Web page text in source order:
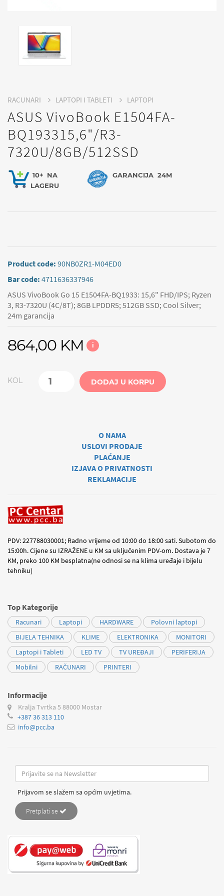
RACUNARI LAPTOPI I TABLETI LAPTOPI
ASUS VivoBook E1504FA-
BQ193315,6"/R3-
7320U/8GB/512SSD
10+ NA
LAGERU
GARANCIJA 24M
Product code: 90NB0ZR1-M04ED0
Bar code: 4711636337946
ASUS VivoBook Go 15 E1504FA-BQ1933: 15,6" FHD/IPS; Ryzen
3, R3-7320U (4C/8T); 8GB LPDDR5; 512GB SSD; Cool Silver;
24m garancija
864,00 KM i
KOL DODAJ U KORPU
O NAMA
USLOVI PRODAJE
PLAĆANJE
IZJAVA O PRIVATNOSTI
REKLAMACIJE
PDV: 227788030001; Radno vrijeme od 10:00 do 18:00 sati. Subotom do
15:00h. Cijene su IZRAŽENE u KM sa uključenim PDV-om. Dostava je 7
KM, preko 100 KM besplatna(ne odnosi se na klima uređaje i bijelu
tehniku)
Top Kategorije
Racunari Laptopi HARDWARE
Polovni laptopi
BIJELA TEHNIKA
KLIME ELEKTRONIKA
MONITORI
Laptopi i Tableti
LED TV TV UREĐAJI
PERIFERIJA
Mobilni
RAČUNARI PRINTERI
Informacije
Kralja Tvrtka 5 88000 Mostar
+387 36 313 110
info@pcc.ba
Prijavom se slažem sa općim uvjetima.
Pretplati se